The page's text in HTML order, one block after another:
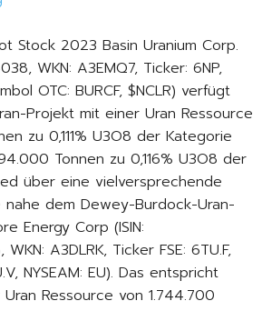
Stock 2023 Basin Uranium Corp.
WKN: A3EMQ7, Ticker: 6NP,
OTC: BURCF, $NCLR) verfügt
Projekt mit einer Uran Ressource
zu 0,111% U3O8 der Kategorie
Tonnen zu 0,116% U3O8 der
über eine vielversprechende
dem Dewey-Burdock-Uran-
Energy Corp (ISIN:
A3DLRK, Ticker FSE: 6TU.F,
NYSEAM: EU). Das entspricht
Ressource von 1.744.700